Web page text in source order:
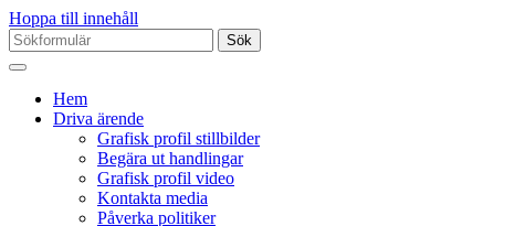
Hoppa till innehåll
Sök
efter:
Hem
Driva ärende
Grafisk profil stillbilder
Begära ut handlingar
Grafisk profil video
Kontakta media
Påverka politiker